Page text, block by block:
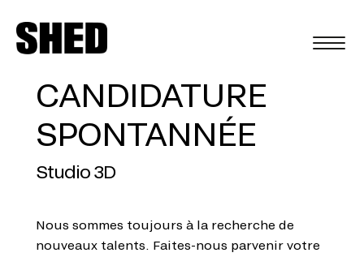
CANDIDATURE
SPONTANNÉE
Studio 3D
Nous sommes toujours à la recherche de
nouveaux talents. Faites-nous parvenir votre